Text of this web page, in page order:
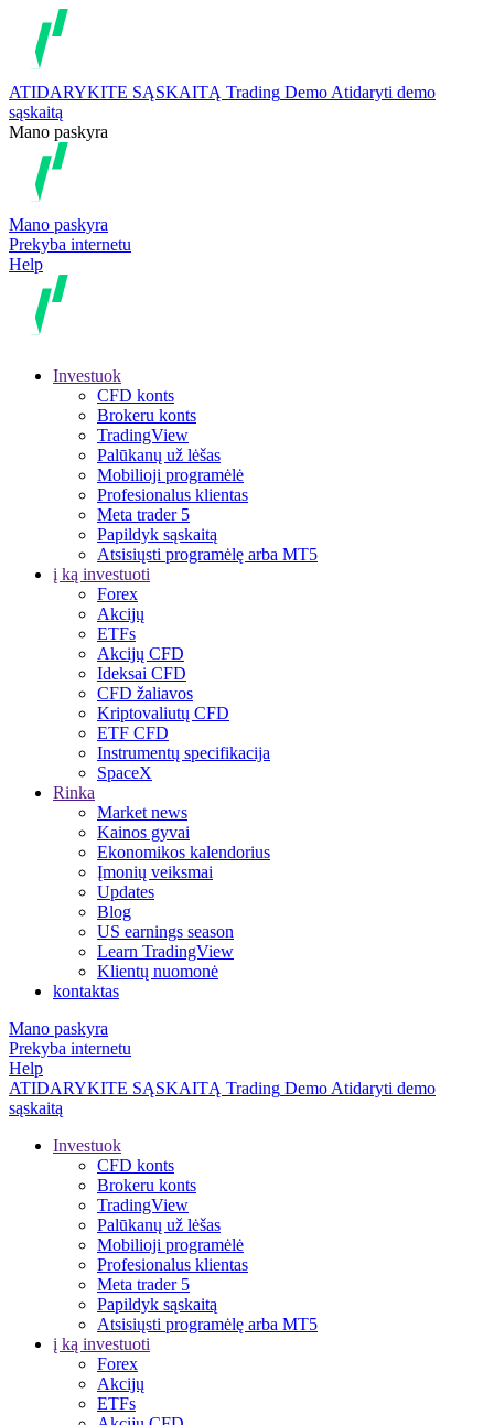
ATIDARYKITE SĄSKAITĄ Trading Demo Atidaryti demo
sąskaitą
Mano paskyra
Mano paskyra
Prekyba internetu
Help
Investuok
CFD konts
Brokeru konts
TradingView
Palūkanų už lėšas
Mobilioji programėlė
Profesionalus klientas
Meta trader 5
Papildyk sąskaitą
Atsisiųsti programėlę arba MT5
į ką investuoti
Forex
Akcijų
ETFs
Akcijų CFD
Ideksai CFD
CFD žaliavos
Kriptovaliutų CFD
ETF CFD
Instrumentų specifikacija
SpaceX
Rinka
Market news
Kainos gyvai
Ekonomikos kalendorius
Įmonių veiksmai
Updates
Blog
US earnings season
Learn TradingView
Klientų nuomonė
kontaktas
Mano paskyra
Prekyba internetu
Help
ATIDARYKITE SĄSKAITĄ Trading Demo Atidaryti demo
sąskaitą
Investuok
CFD konts
Brokeru konts
TradingView
Palūkanų už lėšas
Mobilioji programėlė
Profesionalus klientas
Meta trader 5
Papildyk sąskaitą
Atsisiųsti programėlę arba MT5
į ką investuoti
Forex
Akcijų
ETFs